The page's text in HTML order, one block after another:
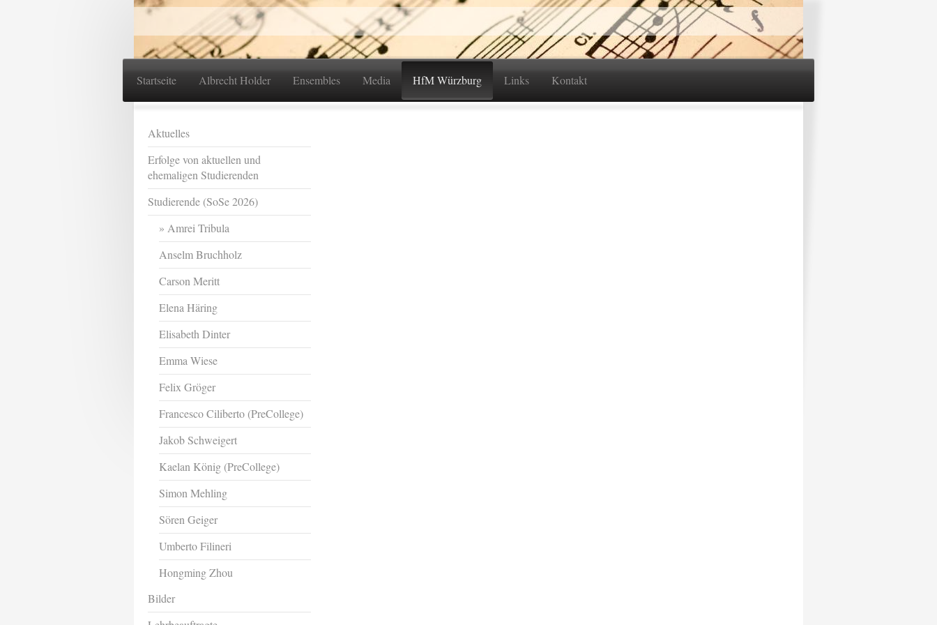
Startseite Albrecht Holder Ensembles Media HfM Würzburg Links Kontakt
Aktuelles
Erfolge von aktuellen und
ehemaligen Studierenden
Studierende (SoSe 2026)
Amrei Tribula
Anselm Bruchholz
Carson Meritt
Elena Häring
Elisabeth Dinter
Emma Wiese
Felix Gröger
Francesco Ciliberto (PreCollege)
Jakob Schweigert
Kaelan König (PreCollege)
Simon Mehling
Sören Geiger
Umberto Filineri
Hongming Zhou
Bilder